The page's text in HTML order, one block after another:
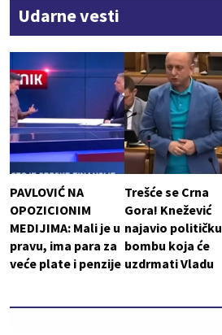
Udarne vesti
PAVLOVIĆ NA
OPOZICIONIM
MEDIJIMA: Mali je u
pravu, ima para za
veće plate i penzije
Trešće se Crna
Gora! Knežević
najavio političku
bombu koja će
uzdrmati Vladu